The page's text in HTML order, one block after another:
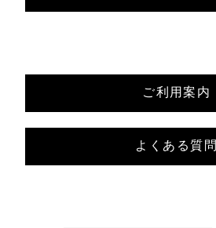
ご利用案内
よくある質問